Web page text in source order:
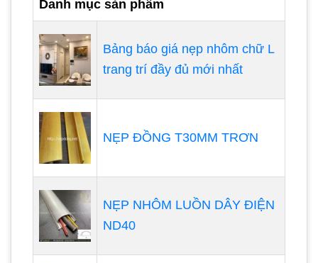
Danh mục sản phẩm
Bảng báo giá nẹp nhôm chữ L
trang trí đầy đủ mới nhất
NẸP ĐỒNG T30MM TRƠN
NẸP NHÔM LUỒN DÂY ĐIỆN
ND40